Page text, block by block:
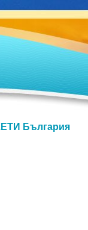
България